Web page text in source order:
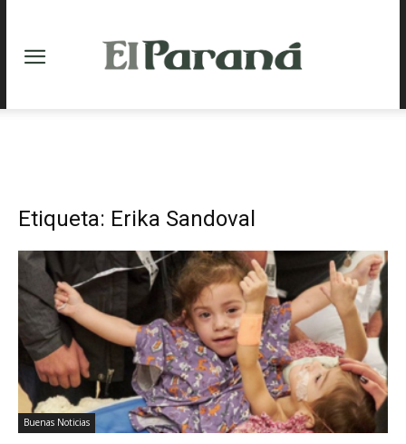
Etiqueta: Erika Sandoval
Buenas Noticias